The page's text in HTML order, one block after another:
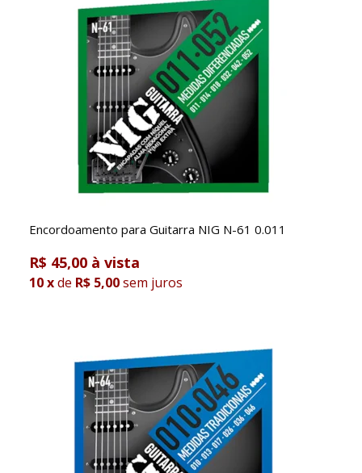
Encordoamento para Guitarra NIG N-61 0.011
R$ 45,00
10xde R$ 5,00sem juros